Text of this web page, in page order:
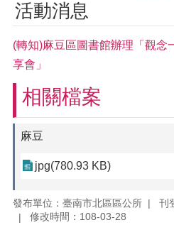
活動消息
(轉知)麻豆區圖書館辦理「觀念
享會」
相關檔案
麻豆
jpg(780.93 KB)
發布單位：臺南市北區區公所
刊
修改時間：108-03-28